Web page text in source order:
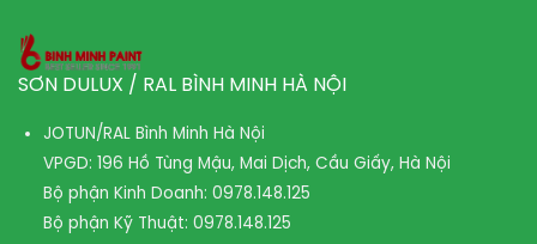
SƠN DULUX / RAL BÌNH MINH HÀ NỘI
JOTUN/RAL Bình Minh Hà Nội
VPGD: 196 Hồ Tùng Mậu, Mai Dịch, Cầu Giấy, Hà Nội
Bộ phận Kinh Doanh: 0978.148.125
Bộ phận Kỹ Thuật: 0978.148.125